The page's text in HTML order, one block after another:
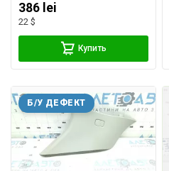
386 lei
22 $
Купить
Б/У ДЕФЕКТ